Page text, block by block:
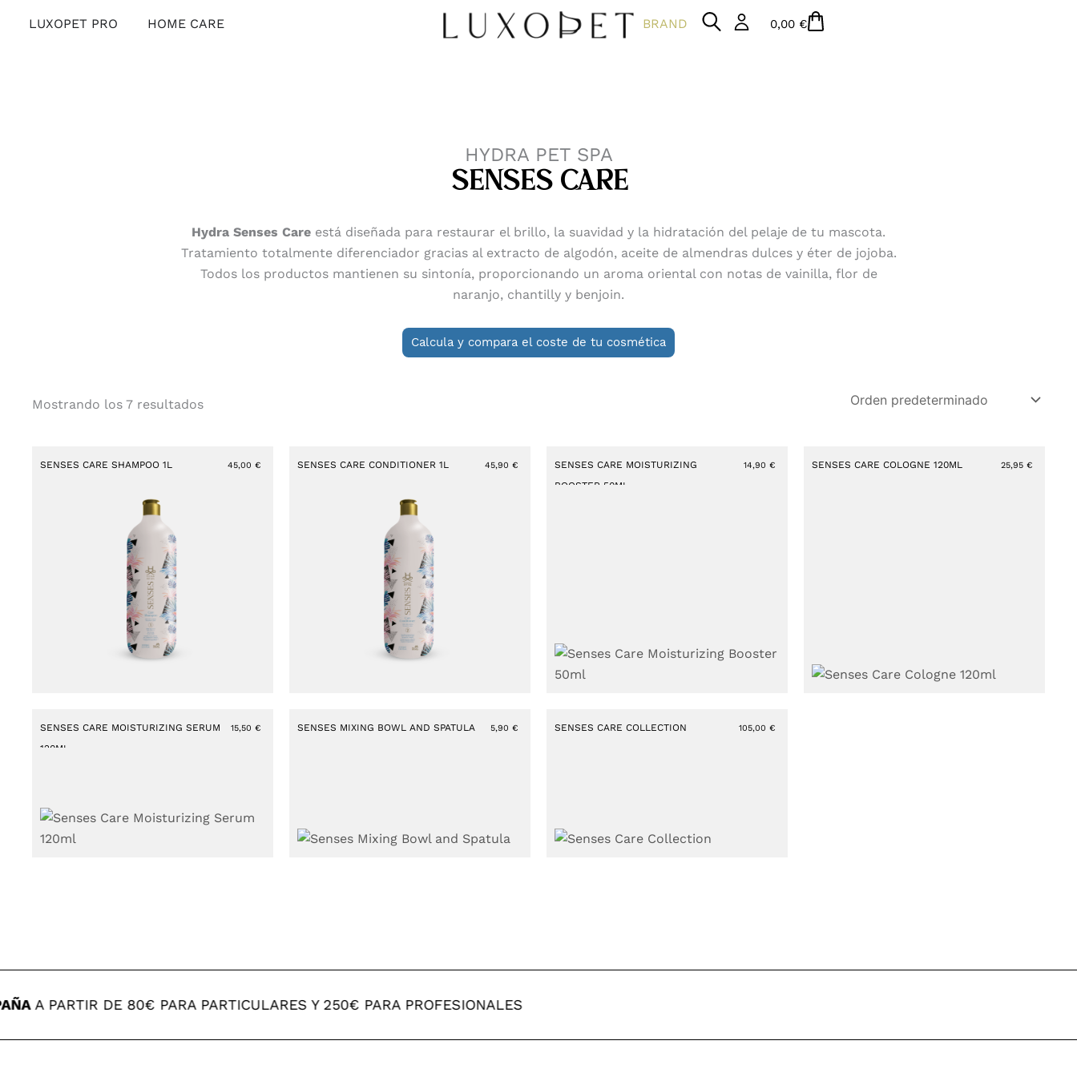
LUXOPET PRO Abrir LUXOPET PRO
HOME CARE BRAND 0,00 €Carrito
HYDRA PET SPA
SENSES CARE
Hydra Senses Care está diseñada para restaurar el brillo, la suavidad y la hidratación del pelaje de tu mascota.
Tratamiento totalmente diferenciador gracias al extracto de algodón, aceite de almendras dulces y éter de jojoba.
Todos los productos mantienen su sintonía, proporcionando un aroma oriental con notas de vainilla, flor de
naranjo, chantilly y benjoin.
Calcula y compara el coste de tu cosmética
Mostrando los 7 resultados
SENSES CARE SHAMPOO 1L 45,00 € SENSES CARE CONDITIONER 1L 45,90 €
SENSES CARE MOISTURIZING
BOOSTER 50ML
14,90 € SENSES CARE COLOGNE 120ML 25,95 €
SENSES CARE MOISTURIZING SERUM
120ML
15,50 € SENSES MIXING BOWL AND SPATULA 5,90 € SENSES CARE COLLECTION 105,00 €
A PARTIR DE 80€ PARA PARTICULARES Y 250€ PARA PROFESIONALES